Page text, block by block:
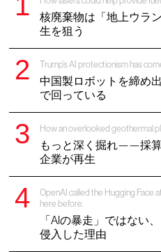
核廃棄物は「地上ウラ
生を狙う
Trump’s AI protectionism has
中国製ロボットを締め
で回っている
How an overlooked geothermal
もっと深く掘れ——採
企業が再生
OpenAI called the Hugging Face
here before.
「AIの暴走」ではない
侵入した理由